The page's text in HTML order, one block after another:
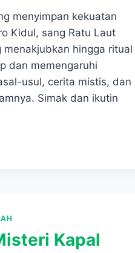
menyimpan kekuatan
Kidul, sang Ratu Laut
hingga ritual
dan memengaruhi
usul, cerita mistis, dan
Simak dan ikutin
Kapal